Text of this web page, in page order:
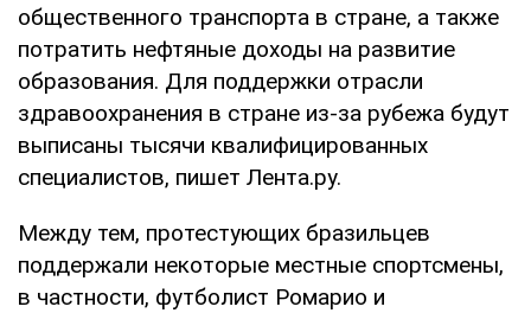
общественного транспорта в стране, а также
потратить нефтяные доходы на развитие
образования. Для поддержки отрасли
здравоохранения в стране из-за рубежа будут
выписаны тысячи квалифицированных
специалистов, пишет Лента.ру.
Между тем, протестующих бразильцев
поддержали некоторые местные спортсмены,
в частности, футболист Ромарио и